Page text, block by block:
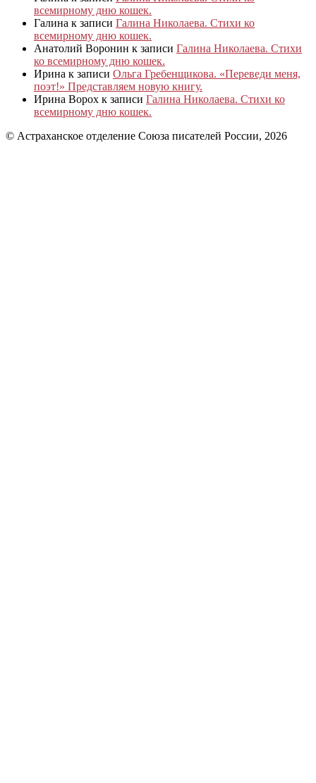
всемирному дню кошек.
Галина к записи Галина Николаева. Стихи ко
всемирному дню кошек.
Анатолий Воронин к записи Галина Николаева. Стихи
ко всемирному дню кошек.
Ирина к записи Ольга Гребенщикова. «Переведи меня,
поэт!» Представляем новую книгу.
Ирина Ворох к записи Галина Николаева. Стихи ко
всемирному дню кошек.
© Астраханское отделение Союза писателей России, 2026